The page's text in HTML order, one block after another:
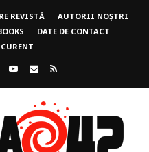
REVISTĂ
AUTORII NOȘTRI
DATE DE CONTACT